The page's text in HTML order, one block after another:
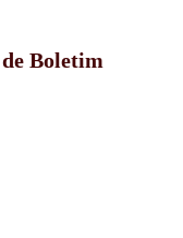
Boletim